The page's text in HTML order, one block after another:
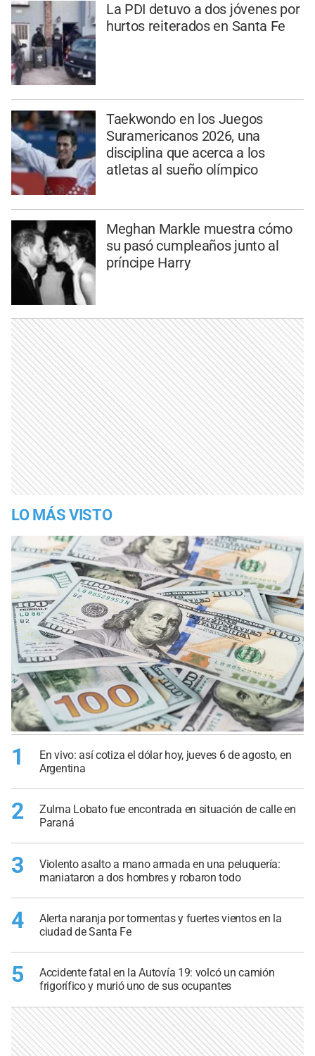
La PDI detuvo a dos jóvenes por
hurtos reiterados en Santa Fe
Taekwondo en los Juegos
Suramericanos 2026, una
disciplina que acerca a los
atletas al sueño olímpico
Meghan Markle muestra cómo
su pasó cumpleaños junto al
príncipe Harry
LO MÁS VISTO
1
En vivo: así cotiza el dólar hoy, jueves 6 de agosto, en
Argentina
2
Zulma Lobato fue encontrada en situación de calle en
Paraná
3
Violento asalto a mano armada en una peluquería:
maniataron a dos hombres y robaron todo
4
Alerta naranja por tormentas y fuertes vientos en la
ciudad de Santa Fe
5
Accidente fatal en la Autovía 19: volcó un camión
frigorífico y murió uno de sus ocupantes